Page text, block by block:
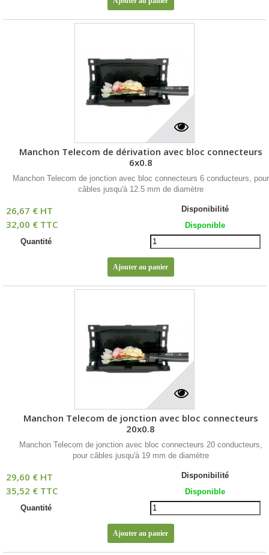
Manchon Telecom de dérivation avec bloc connecteurs
6x0.8
Manchon Telecom de jonction avec bloc connecteurs 6 conducteurs, pour
câbles jusqu'à 12.5 mm de diamètre
26,67 € HT
32,00 € TTC
Disponibilité
Disponible
Quantité
Manchon Telecom de jonction avec bloc connecteurs
20x0.8
Manchon Telecom de jonction avec bloc connecteurs 20 conducteurs,
pour câbles jusqu'à 19 mm de diamètre
29,60 € HT
35,52 € TTC
Disponibilité
Disponible
Quantité